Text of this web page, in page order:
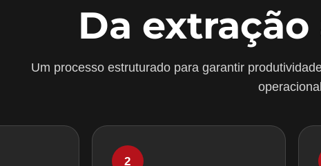
Da
Um processo estruturado para garantir
2